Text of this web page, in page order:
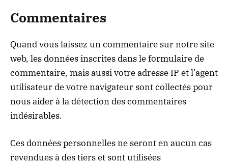
Commentaires
Quand vous laissez un commentaire sur notre site
web, les données inscrites dans le formulaire de
commentaire, mais aussi votre adresse IP et l’agent
utilisateur de votre navigateur sont collectés pour
nous aider à la détection des commentaires
indésirables.
Ces données personnelles ne seront en aucun cas
revendues à des tiers et sont utilisées